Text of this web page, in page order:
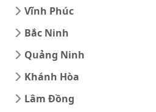
Vĩnh Phúc
Bắc Ninh
Quảng Ninh
Khánh Hòa
Lâm Đồng